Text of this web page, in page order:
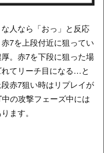
人なら「おっ」と反応
7を上段付近に狙ってい
。赤7を下段に狙った場
てリーチ目になる…と
赤7狙い時はリプレイが
の攻撃フェーズ中には
ます。